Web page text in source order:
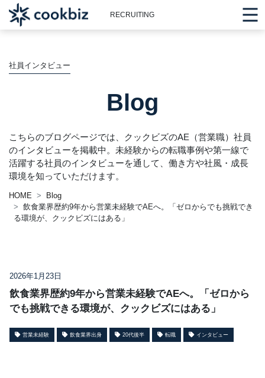
RECRUITING
社員インタビュー
Blog
こちらのブログページでは、クックビズのAE（営業職）社員
のインタビューを掲載中。未経験からの転職事例や第一線で
活躍する社員のインタビューを通して、働き方や社風・成長
環境を知っていただけます。
HOME
Blog
飲食業界歴約9年から営業未経験でAEへ。「ゼロからでも挑戦でき
る環境が、クックビズにはある」
2026年1月23日
飲食業界歴約9年から営業未経験でAEへ。「ゼロから
でも挑戦できる環境が、クックビズにはある」
営業未経験 飲食業界出身 20代後半 転職 インタビュー